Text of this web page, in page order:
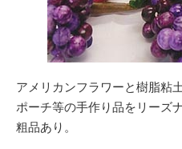
アメリカンフラワーと樹脂粘
ポーチ等の手作り品をリーズ
粗品あり。